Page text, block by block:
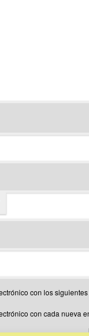
con los
con cada nueva